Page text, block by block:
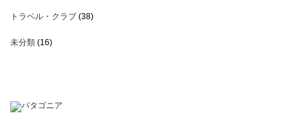
トラベル・クラブ (38)
未分類 (16)